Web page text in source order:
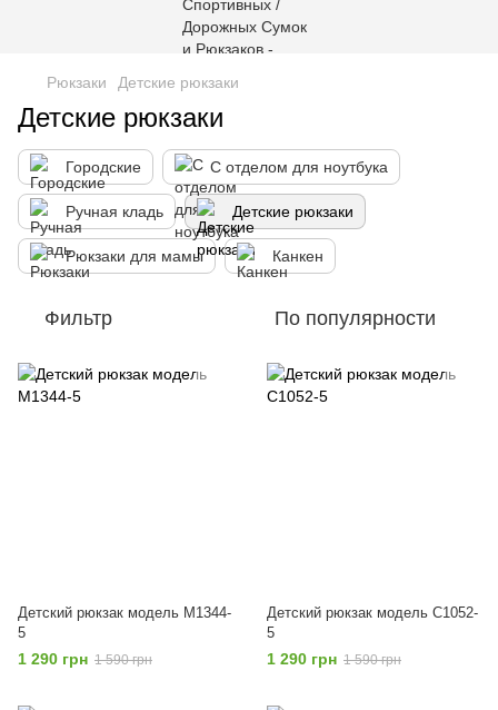
Рюкзаки Детские рюкзаки
Детские рюкзаки
Городские С отделом для ноутбука
Ручная кладь Детские рюкзаки
Рюкзаки для мамы Канкен
Фильтр По популярности
Детский рюкзак модель M1344-
5
1 290 грн 1 590 грн
Детский рюкзак модель C1052-
5
1 290 грн 1 590 грн